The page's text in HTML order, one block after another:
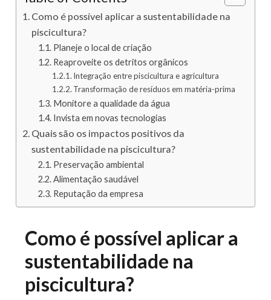
Como é possível aplicar a sustentabilidade na
piscicultura?
Planeje o local de criação
Reaproveite os detritos orgânicos
Integração entre piscicultura e agricultura
Transformação de resíduos em matéria-prima
Monitore a qualidade da água
Invista em novas tecnologias
Quais são os impactos positivos da
sustentabilidade na piscicultura?
Preservação ambiental
Alimentação saudável
Reputação da empresa
Como é possível aplicar a
sustentabilidade na
piscicultura?